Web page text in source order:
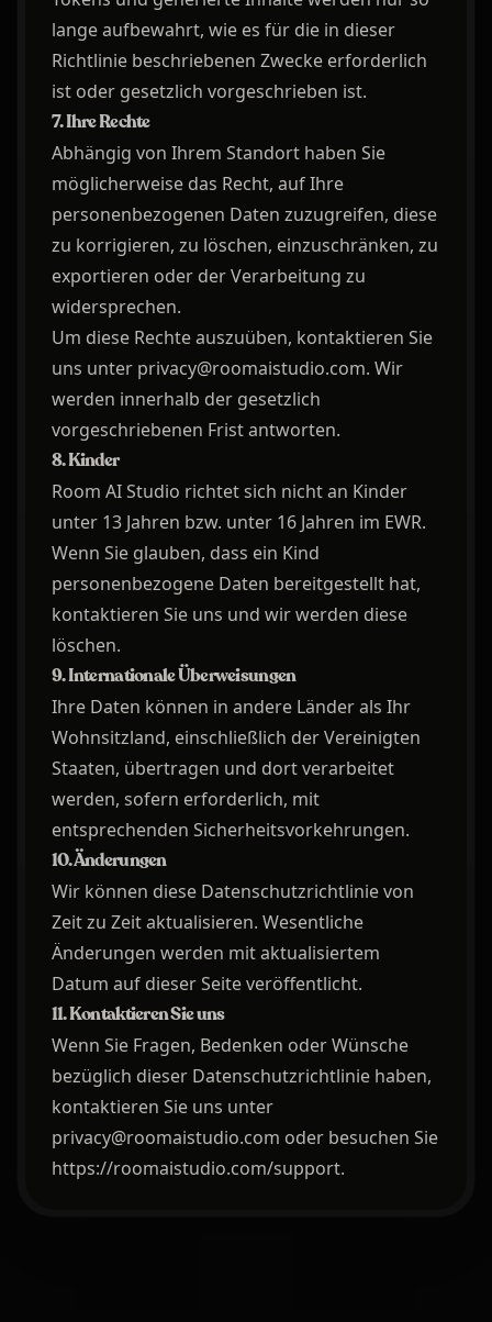
lange aufbewahrt, wie es für die in dieser
Richtlinie beschriebenen Zwecke erforderlich
ist oder gesetzlich vorgeschrieben ist.
7. Ihre Rechte
Abhängig von Ihrem Standort haben Sie
möglicherweise das Recht, auf Ihre
personenbezogenen Daten zuzugreifen, diese
zu korrigieren, zu löschen, einzuschränken, zu
exportieren oder der Verarbeitung zu
widersprechen.
Um diese Rechte auszuüben, kontaktieren Sie
uns unter privacy@roomaistudio.com. Wir
werden innerhalb der gesetzlich
vorgeschriebenen Frist antworten.
8. Kinder
Room AI Studio richtet sich nicht an Kinder
unter 13 Jahren bzw. unter 16 Jahren im EWR.
Wenn Sie glauben, dass ein Kind
personenbezogene Daten bereitgestellt hat,
kontaktieren Sie uns und wir werden diese
löschen.
9. Internationale Überweisungen
Ihre Daten können in andere Länder als Ihr
Wohnsitzland, einschließlich der Vereinigten
Staaten, übertragen und dort verarbeitet
werden, sofern erforderlich, mit
entsprechenden Sicherheitsvorkehrungen.
10. Änderungen
Wir können diese Datenschutzrichtlinie von
Zeit zu Zeit aktualisieren. Wesentliche
Änderungen werden mit aktualisiertem
Datum auf dieser Seite veröffentlicht.
11. Kontaktieren Sie uns
Wenn Sie Fragen, Bedenken oder Wünsche
bezüglich dieser Datenschutzrichtlinie haben,
kontaktieren Sie uns unter
privacy@roomaistudio.com oder besuchen Sie
https://roomaistudio.com/support.